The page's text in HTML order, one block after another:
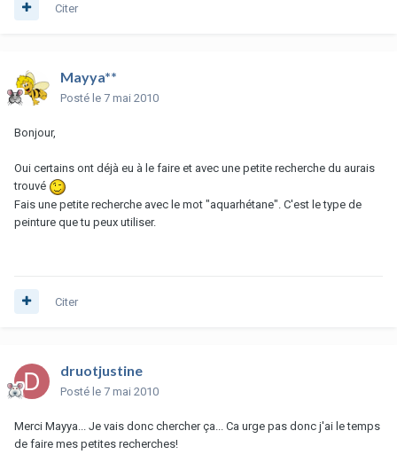
Citer
Mayya**
Posté le 7 mai 2010
Bonjour,
Oui certains ont déjà eu à le faire et avec une petite recherche du aurais
trouvé
Fais une petite recherche avec le mot "aquarhétane". C'est le type de
peinture que tu peux utiliser.
Citer
druotjustine
Posté le 7 mai 2010
Merci Mayya... Je vais donc chercher ça... Ca urge pas donc j'ai le temps
de faire mes petites recherches!